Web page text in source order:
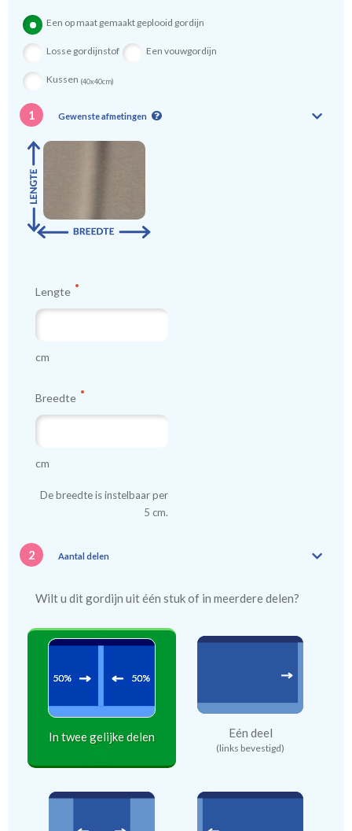
eerst een knipstaaltje.
Zo weet u precies met welke kleur en kwaliteit uw gordijnen
worden gemaakt.
Laat voor aangename verduistering en isolatie de
kindergordijnen voeren: een verschil van dag en nacht!
Een op maat gemaakt geplooid gordijn
Losse gordijnstof Een vouwgordijn
Kussen (40x40cm)
1 Gewenste afmetingen
Lengte
cm
Breedte
cm
De breedte is instelbaar per
5 cm.
2 Aantal delen
Wilt u dit gordijn uit één stuk of in meerdere delen?
In twee gelijke delen Eén deel
(links bevestigd)